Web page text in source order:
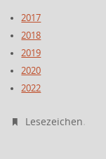
2017
2018
2019
2020
2022
Lesezeichen.